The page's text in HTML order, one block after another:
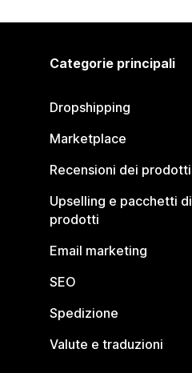
Categorie principali
Dropshipping
Marketplace
Recensioni dei prodotti
Upselling e pacchetti di
prodotti
Email marketing
SEO
Spedizione
Valute e traduzioni